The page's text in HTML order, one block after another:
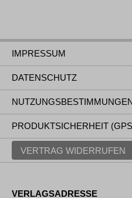
IMPRESSUM
DATENSCHUTZ
PRODUKTSICHERHEIT
VERTRAG WIDERRUFEN
VERLAGSADRESSE